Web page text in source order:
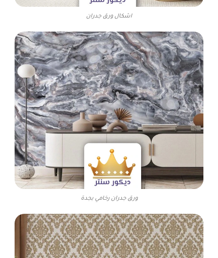
اشكال ورق جدران
ورق جدران رخامي بجدة